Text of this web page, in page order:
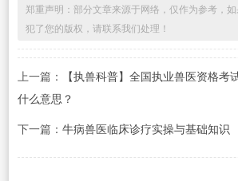
郑重声明：部分文章来源于网络，仅作为参考，
犯了您的版权，请联系我们处理！
上一篇：
【执兽科普】全国执业兽医资格考
什么意思？
下一篇： 牛病兽医临床诊疗实操与基础知识